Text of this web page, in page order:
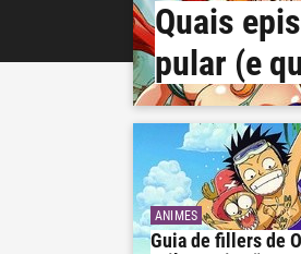
Quais
pular (e
ANIMES
Guia de fillers de